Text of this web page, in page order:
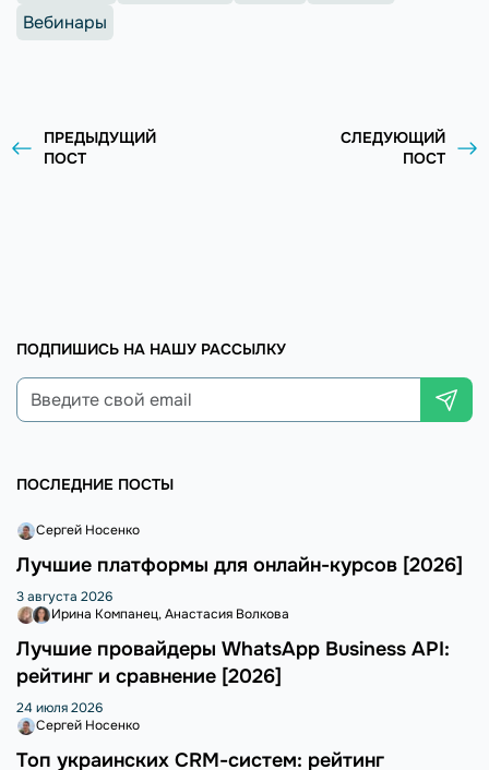
Вебинары
ПРЕДЫДУЩИЙ
ПОСТ
СЛЕДУЮЩИЙ
ПОСТ
ПОДПИШИСЬ НА НАШУ РАССЫЛКУ
ПОСЛЕДНИЕ ПОСТЫ
Сергей Носенко
Лучшие платформы для онлайн-курсов [2026]
3 августа 2026
Ирина Компанец Анастасия Волкова
Лучшие провайдеры WhatsApp Business API:
рейтинг и сравнение [2026]
24 июля 2026
Сергей Носенко
Топ украинских CRM-систем: рейтинг